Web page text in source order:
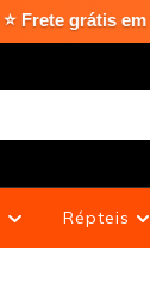
Capital nas
Répteis